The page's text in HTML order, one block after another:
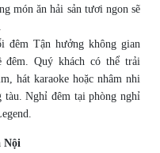
món ăn hải sản tươi ngon sẽ
đêm Tận hưởng không gian
Quý khách có thể trải
hát karaoke hoặc nhâm nhi
tàu. Nghỉ đêm tại phòng nghỉ
Nội